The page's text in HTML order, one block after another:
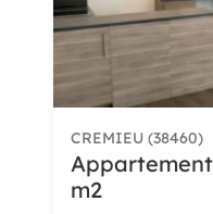
CREMIEU (38460)
m2